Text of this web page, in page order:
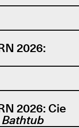
2026:
2026: Cie